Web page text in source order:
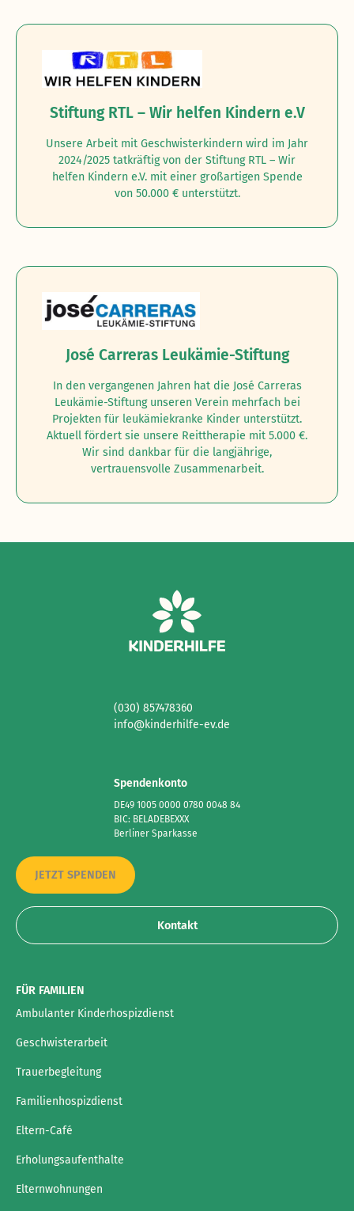
Stiftung RTL – Wir helfen Kindern e.V
Unsere Arbeit mit Geschwisterkindern wird im Jahr
2024/2025 tatkräftig von der Stiftung RTL – Wir
helfen Kindern e.V. mit einer großartigen Spende
von 50.000 € unterstützt.
José Carreras Leukämie-Stiftung
In den vergangenen Jahren hat die José Carreras
Leukämie-Stiftung unseren Verein mehrfach bei
Projekten für leukämiekranke Kinder unterstützt.
Aktuell fördert sie unsere Reittherapie mit 5.000 €.
Wir sind dankbar für die langjährige,
vertrauensvolle Zusammenarbeit.
(030) 857478360
info@kinderhilfe-ev.de
Spendenkonto
DE49 1005 0000 0780 0048 84
BIC: BELADEBEXXX
Berliner Sparkasse
JETZT SPENDEN
Kontakt
FÜR FAMILIEN
Ambulanter Kinderhospizdienst
Geschwisterarbeit
Trauerbegleitung
Familienhospizdienst
Eltern-Café
Erholungsaufenthalte
Elternwohnungen